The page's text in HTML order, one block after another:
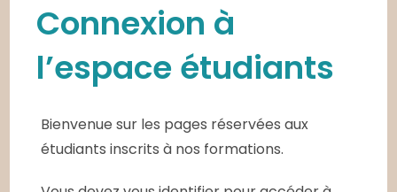
Connexion à
l’espace étudiants
Bienvenue sur les pages réservées aux
étudiants inscrits à nos formations.